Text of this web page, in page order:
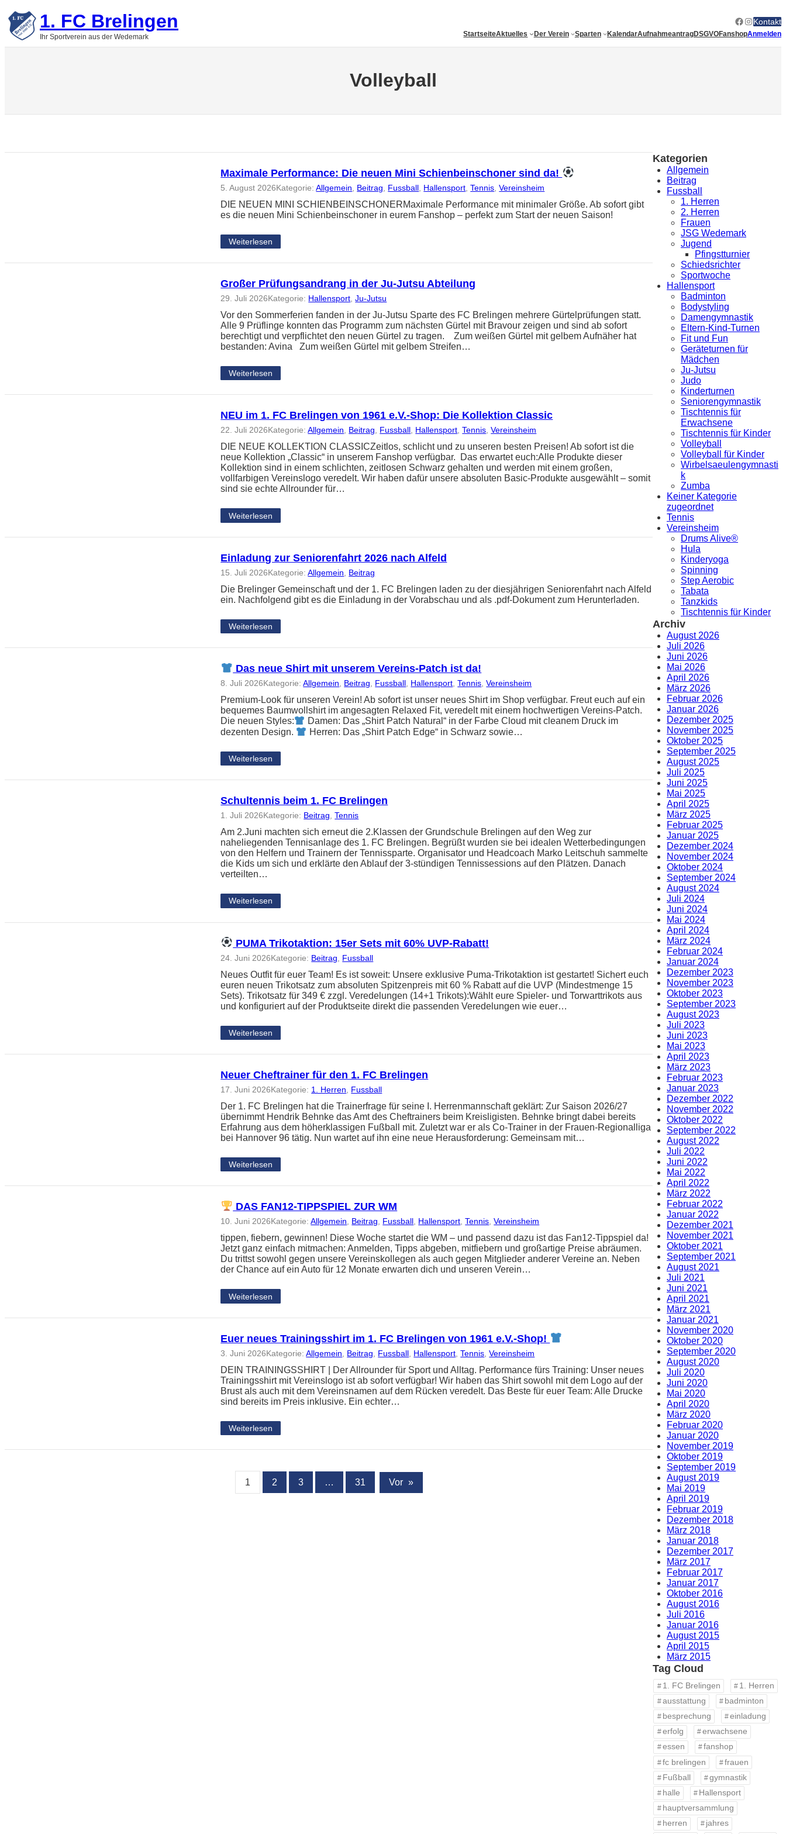
Zum
Inhalt
springen1. FC Brelingen
Ihr Sportverein aus der Wedemark
Facebook
Instagram
Kontakt
StartseiteAktuelles Der Verein Sparten KalendarAufnahmeantragDSGVOFanshopAnmelden
Volleyball
Maximale Performance: Die neuen Mini Schienbeinschoner sind da!
5. August 2026Kategorie:Allgemein Beitrag Fussball Hallensport , Tennis , Vereinsheim
DIE NEUEN MINI SCHIENBEINSCHONERMaximale Performance mit minimaler Größe. Ab sofort gibt
es die neuen Mini Schienbeinschoner in eurem Fanshop – perfekt zum Start der neuen Saison!
Weiterlesen
Großer Prüfungsandrang in der Ju-Jutsu Abteilung
29. Juli 2026Kategorie: Hallensport , Ju-Jutsu
Vor den Sommerferien fanden in der Ju-Jutsu Sparte des FC Brelingen mehrere Gürtelprüfungen statt.
Alle 9 Prüflinge konnten das Programm zum nächsten Gürtel mit Bravour zeigen und sind ab sofort
berechtigt und verpflichtet den neuen Gürtel zu tragen. Zum weißen Gürtel mit gelbem Aufnäher hat
bestanden: Avina Zum weißen Gürtel mit gelbem Streifen…
Weiterlesen
NEU im 1. FC Brelingen von 1961 e.V.-Shop: Die Kollektion Classic
22. Juli 2026Kategorie:Allgemein, Beitrag, Fussball, Hallensport, Tennis, Vereinsheim
DIE NEUE KOLLEKTION CLASSICZeitlos, schlicht und zu unseren besten Preisen! Ab sofort ist die
neue Kollektion „Classic“ in unserem Fanshop verfügbar. Das erwartet euch:Alle Produkte dieser
Kollektion sind in einem schlichten, zeitlosen Schwarz gehalten und werden mit einem großen,
vollfarbigen Vereinslogo veredelt. Wir haben dafür unsere absoluten Basic-Produkte ausgewählt – somit
sind sie echte Allrounder für…
Weiterlesen
Einladung zur Seniorenfahrt 2026 nach Alfeld
15. Juli 2026Kategorie:Allgemein Beitrag
Die Brelinger Gemeinschaft und der 1. FC Brelingen laden zu der diesjährigen Seniorenfahrt nach Alfeld
ein. Nachfolgend gibt es die Einladung in der Vorabschau und als .pdf-Dokument zum Herunterladen.
Weiterlesen
Das neue Shirt mit unserem Vereins-Patch ist da!
8. Juli 2026Kategorie:Allgemein Beitrag Fussball Hallensport , Tennis , Vereinsheim
Premium-Look für unseren Verein! Ab sofort ist unser neues Shirt im Shop verfügbar. Freut euch auf ein
bequemes Baumwollshirt im angesagten Relaxed Fit, veredelt mit einem hochwertigen Vereins-Patch.
Die neuen Styles:
Damen: Das „Shirt Patch Natural“ in der Farbe Cloud mit cleanem Druck im
dezenten Design.
Herren: Das „Shirt Patch Edge“ in Schwarz sowie…
Weiterlesen
Schultennis beim 1. FC Brelingen
1. Juli 2026Kategorie: Beitrag, Tennis
Am 2.Juni machten sich erneut die 2.Klassen der Grundschule Brelingen auf den Weg zur
naheliegenden Tennisanlage des 1. FC Brelingen. Begrüßt wurden sie bei idealen Wetterbedingungen
von den Helfern und Trainern der Tennissparte. Organisator und Headcoach Marko Leitschuh sammelte
die Kids um sich und erklärte den Ablauf der 3-stündigen Tennissessions auf den Plätzen. Danach
verteilten…
Weiterlesen
PUMA Trikotaktion: 15er Sets mit 60% UVP-Rabatt!
24. Juni 2026Kategorie: Beitrag Fussball
Neues Outfit für euer Team! Es ist soweit: Unsere exklusive Puma-Trikotaktion ist gestartet! Sichert euch
euren neuen Trikotsatz zum absoluten Spitzenpreis mit 60 % Rabatt auf die UVP (Mindestmenge 15
Sets). Trikotsatz für 349 € zzgl. Veredelungen (14+1 Trikots):Wählt eure Spieler- und Torwarttrikots aus
und konfiguriert auf der Produktseite direkt die passenden Veredelungen wie euer…
Weiterlesen
Neuer Cheftrainer für den 1. FC Brelingen
17. Juni 2026Kategorie: 1. Herren Fussball
Der 1. FC Brelingen hat die Trainerfrage für seine I. Herrenmannschaft geklärt: Zur Saison 2026/27
übernimmt Hendrik Behnke das Amt des Cheftrainers beim Kreisligisten. Behnke bringt dabei bereits
Erfahrung aus dem höherklassigen Fußball mit. Zuletzt war er als Co-Trainer in der Frauen-Regionalliga
bei Hannover 96 tätig. Nun wartet auf ihn eine neue Herausforderung: Gemeinsam mit…
Weiterlesen
DAS FAN12-TIPPSPIEL ZUR WM
10. Juni 2026Kategorie:Allgemein, Beitrag, Fussball, Hallensport, Tennis, Vereinsheim
tippen, fiebern, gewinnen! Diese Woche startet die WM – und passend dazu ist das Fan12-Tippspiel da!
Jetzt ganz einfach mitmachen: Anmelden, Tipps abgeben, mitfiebern und großartige Preise abräumen.
Du trittst sowohl gegen unsere Vereinskollegen als auch gegen Mitglieder anderer Vereine an. Neben
der Chance auf ein Auto für 12 Monate erwarten dich und unseren Verein…
Weiterlesen
Euer neues Trainingsshirt im 1. FC Brelingen von 1961 e.V.-Shop!
3. Juni 2026Kategorie:Allgemein Beitrag Fussball Hallensport , Tennis , Vereinsheim
DEIN TRAININGSSHIRT | Der Allrounder für Sport und Alltag. Performance fürs Training: Unser neues
Trainingsshirt mit Vereinslogo ist ab sofort verfügbar! Wir haben das Shirt sowohl mit dem Logo auf der
Brust als auch mit dem Vereinsnamen auf dem Rücken veredelt. Das Beste für euer Team: Alle Drucke
sind bereits im Preis inklusive. Ein echter…
Weiterlesen
1 2 3 … 31 Vor »
Kategorien
Allgemein
Beitrag
Fussball
1. Herren
2. Herren
Frauen
JSG Wedemark
Jugend
Pfingstturnier
Schiedsrichter
Sportwoche
Hallensport
Badminton
Bodystyling
Damengymnastik
Eltern-Kind-Turnen
Fit und Fun
Geräteturnen für
Mädchen
Ju-Jutsu
Judo
Kinderturnen
Seniorengymnastik
Tischtennis für
Erwachsene
Tischtennis für Kinder
Volleyball
Volleyball für Kinder
Wirbelsaeulengymnasti
k
Zumba
Keiner Kategorie
zugeordnet
Tennis
Vereinsheim
Drums Alive®
Hula
Kinderyoga
Spinning
Step Aerobic
Tabata
Tanzkids
Tischtennis für Kinder
Archiv
August 2026
Juli 2026
Juni 2026
Mai 2026
April 2026
März 2026
Februar 2026
Januar 2026
Dezember 2025
November 2025
Oktober 2025
September 2025
August 2025
Juli 2025
Juni 2025
Mai 2025
April 2025
März 2025
Februar 2025
Januar 2025
Dezember 2024
November 2024
Oktober 2024
September 2024
August 2024
Juli 2024
Juni 2024
Mai 2024
April 2024
März 2024
Februar 2024
Januar 2024
Dezember 2023
November 2023
Oktober 2023
September 2023
August 2023
Juli 2023
Juni 2023
Mai 2023
April 2023
März 2023
Februar 2023
Januar 2023
Dezember 2022
November 2022
Oktober 2022
September 2022
August 2022
Juli 2022
Juni 2022
Mai 2022
April 2022
März 2022
Februar 2022
Januar 2022
Dezember 2021
November 2021
Oktober 2021
September 2021
August 2021
Juli 2021
Juni 2021
April 2021
März 2021
Januar 2021
November 2020
Oktober 2020
September 2020
August 2020
Juli 2020
Juni 2020
Mai 2020
April 2020
März 2020
Februar 2020
Januar 2020
November 2019
Oktober 2019
September 2019
August 2019
Mai 2019
April 2019
Februar 2019
Dezember 2018
März 2018
Januar 2018
Dezember 2017
März 2017
Februar 2017
Januar 2017
Oktober 2016
August 2016
Juli 2016
Januar 2016
August 2015
April 2015
März 2015
Tag Cloud
1. FC Brelingen
1. Herren
ausstattung
badminton
besprechung
einladung
erfolg
erwachsene
essen
fanshop
fc brelingen
frauen
Fußball
gymnastik
halle
Hallensport
hauptversammlung
herren
jahres